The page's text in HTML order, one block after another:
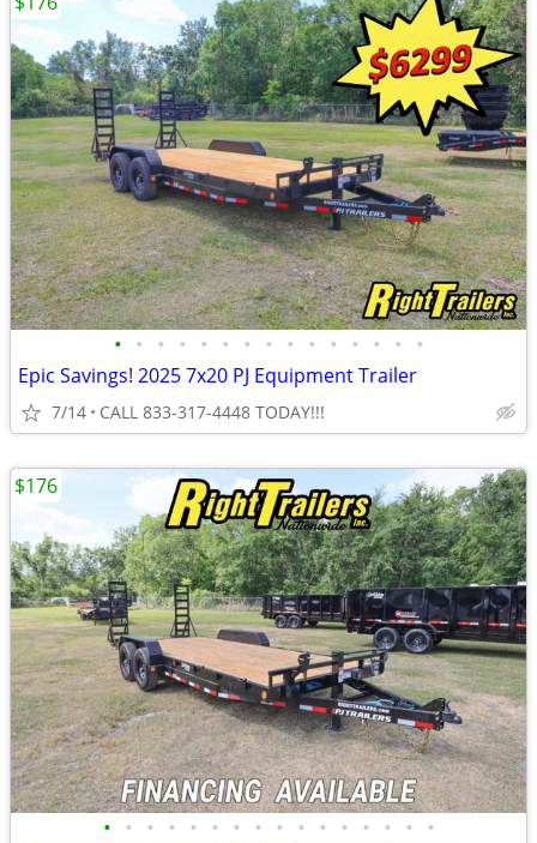
• • • • • • • • • • • • • • •
Epic Savings! 2025 7x20 PJ Equipment Trailer
7/14 CALL 833-317-4448 TODAY!!!
• • • • • • • • • • • • • • • •
$176